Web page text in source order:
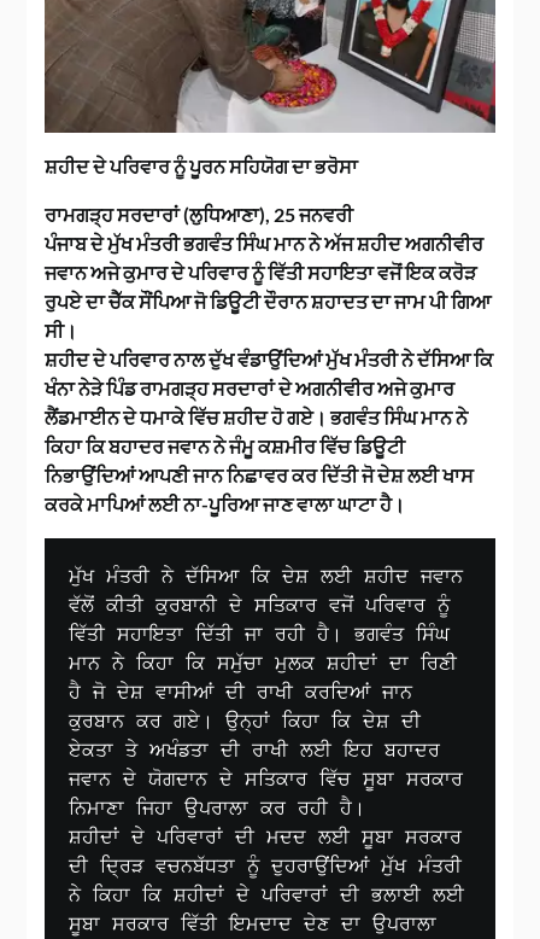
ਸ਼ਹੀਦ ਦੇ ਪਰਿਵਾਰ ਨੂੰ ਪੂਰਨ ਸਹਿਯੋਗ ਦਾ ਭਰੋਸਾ
ਰਾਮਗੜ੍ਹ ਸਰਦਾਰਾਂ (ਲੁਧਿਆਣਾ), 25 ਜਨਵਰੀ
ਪੰਜਾਬ ਦੇ ਮੁੱਖ ਮੰਤਰੀ ਭਗਵੰਤ ਸਿੰਘ ਮਾਨ ਨੇ ਅੱਜ ਸ਼ਹੀਦ ਅਗਨੀਵੀਰ
ਜਵਾਨ ਅਜੇ ਕੁਮਾਰ ਦੇ ਪਰਿਵਾਰ ਨੂੰ ਵਿੱਤੀ ਸਹਾਇਤਾ ਵਜੋਂ ਇਕ ਕਰੋੜ
ਰੁਪਏ ਦਾ ਚੈੱਕ ਸੌਂਪਿਆ ਜੋ ਡਿਊਟੀ ਦੌਰਾਨ ਸ਼ਹਾਦਤ ਦਾ ਜਾਮ ਪੀ ਗਿਆ
ਸੀ।
ਸ਼ਹੀਦ ਦੇ ਪਰਿਵਾਰ ਨਾਲ ਦੁੱਖ ਵੰਡਾਉਂਦਿਆਂ ਮੁੱਖ ਮੰਤਰੀ ਨੇ ਦੱਸਿਆ ਕਿ
ਖੰਨਾ ਨੇੜੇ ਪਿੰਡ ਰਾਮਗੜ੍ਹ ਸਰਦਾਰਾਂ ਦੇ ਅਗਨੀਵੀਰ ਅਜੇ ਕੁਮਾਰ
ਲੈਂਡਮਾਈਨ ਦੇ ਧਮਾਕੇ ਵਿੱਚ ਸ਼ਹੀਦ ਹੋ ਗਏ। ਭਗਵੰਤ ਸਿੰਘ ਮਾਨ ਨੇ
ਕਿਹਾ ਕਿ ਬਹਾਦਰ ਜਵਾਨ ਨੇ ਜੰਮੂ ਕਸ਼ਮੀਰ ਵਿੱਚ ਡਿਊਟੀ
ਨਿਭਾਉਂਦਿਆਂ ਆਪਣੀ ਜਾਨ ਨਿਛਾਵਰ ਕਰ ਦਿੱਤੀ ਜੋ ਦੇਸ਼ ਲਈ ਖਾਸ
ਕਰਕੇ ਮਾਪਿਆਂ ਲਈ ਨਾ-ਪੂਰਿਆ ਜਾਣ ਵਾਲਾ ਘਾਟਾ ਹੈ।
ਮੁੱਖ ਮੰਤਰੀ ਨੇ ਦੱਸਿਆ ਕਿ ਦੇਸ਼ ਲਈ ਸ਼ਹੀਦ ਜਵਾਨ
ਵੱਲੋਂ ਕੀਤੀ ਕੁਰਬਾਨੀ ਦੇ ਸਤਿਕਾਰ ਵਜੋਂ ਪਰਿਵਾਰ ਨੂੰ
ਵਿੱਤੀ ਸਹਾਇਤਾ ਦਿੱਤੀ ਜਾ ਰਹੀ ਹੈ। ਭਗਵੰਤ ਸਿੰਘ
ਮਾਨ ਨੇ ਕਿਹਾ ਕਿ ਸਮੁੱਚਾ ਮੁਲਕ ਸ਼ਹੀਦਾਂ ਦਾ ਰਿਣੀ
ਹੈ ਜੋ ਦੇਸ਼ ਵਾਸੀਆਂ ਦੀ ਰਾਖੀ ਕਰਦਿਆਂ ਜਾਨ
ਕੁਰਬਾਨ ਕਰ ਗਏ। ਉਨ੍ਹਾਂ ਕਿਹਾ ਕਿ ਦੇਸ਼ ਦੀ
ਏਕਤਾ ਤੇ ਅਖੰਡਤਾ ਦੀ ਰਾਖੀ ਲਈ ਇਹ ਬਹਾਦਰ
ਜਵਾਨ ਦੇ ਯੋਗਦਾਨ ਦੇ ਸਤਿਕਾਰ ਵਿੱਚ ਸੂਬਾ ਸਰਕਾਰ
ਨਿਮਾਣਾ ਜਿਹਾ ਉਪਰਾਲਾ ਕਰ ਰਹੀ ਹੈ।
ਸ਼ਹੀਦਾਂ ਦੇ ਪਰਿਵਾਰਾਂ ਦੀ ਮਦਦ ਲਈ ਸੂਬਾ ਸਰਕਾਰ
ਦੀ ਦ੍ਰਿੜ ਵਚਨਬੱਧਤਾ ਨੂੰ ਦੁਹਰਾਉਂਦਿਆਂ ਮੁੱਖ ਮੰਤਰੀ
ਨੇ ਕਿਹਾ ਕਿ ਸ਼ਹੀਦਾਂ ਦੇ ਪਰਿਵਾਰਾਂ ਦੀ ਭਲਾਈ ਲਈ
ਸੂਬਾ ਸਰਕਾਰ ਵਿੱਤੀ ਇਮਦਾਦ ਦੇਣ ਦਾ ਉਪਰਾਲਾ